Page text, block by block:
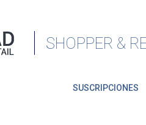
SHOPPER &
SUSCRIPCIONES